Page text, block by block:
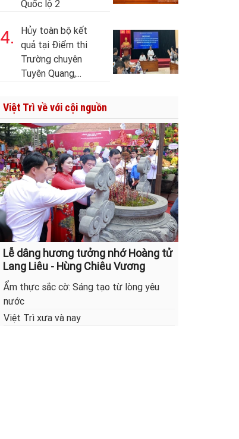
Quốc lộ 2
4.
Hủy toàn bộ kết
quả tại Điểm thi
Trường chuyên
Tuyên Quang,...
Việt Trì về với cội nguồn
Lễ dâng hương tưởng nhớ Hoàng tử
Lang Liêu - Hùng Chiêu Vương
Ẩm thực sắc cờ: Sáng tạo từ lòng yêu
nước
Việt Trì xưa và nay